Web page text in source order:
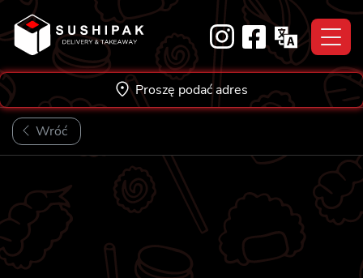
Skip
to
content
Proszę podać adres
Wróć